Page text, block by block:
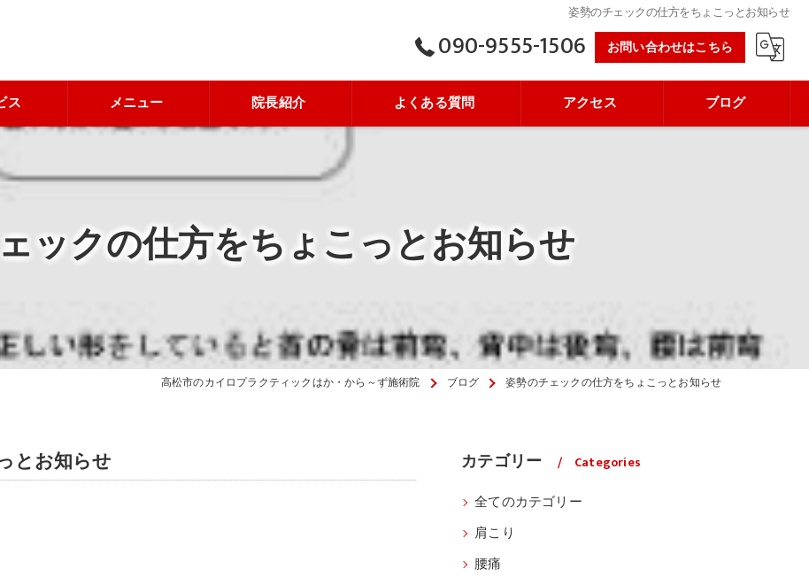
姿勢のチェックの仕方をちょこっとお知らせ
090-9555-1506 お問い合わせはこちら
ス メニュー 院長紹介 よくある質問 アクセス ブログ
ックの仕方をちょこっとお知らせ
高松市のカイロプラクティックはか・から～ず施術院 ブログ 姿勢のチェックの仕方をちょこっとお知らせ
とお知らせ カテゴリー Categories
全てのカテゴリー
肩こり
腰痛